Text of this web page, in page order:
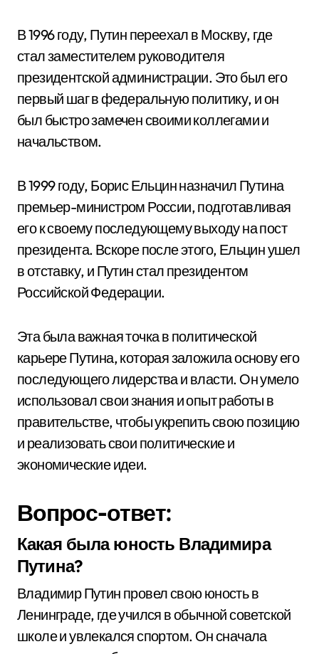
В 1996 году, Путин переехал в Москву, где
стал заместителем руководителя
президентской администрации. Это был его
первый шаг в федеральную политику, и он
был быстро замечен своими коллегами и
начальством.
В 1999 году, Борис Ельцин назначил Путина
премьер-министром России, подготавливая
его к своему последующему выходу на пост
президента. Вскоре после этого, Ельцин ушел
в отставку, и Путин стал президентом
Российской Федерации.
Эта была важная точка в политической
карьере Путина, которая заложила основу его
последующего лидерства и власти. Он умело
использовал свои знания и опыт работы в
правительстве, чтобы укрепить свою позицию
и реализовать свои политические и
экономические идеи.
Вопрос-ответ:
Какая была юность Владимира
Путина?
Владимир Путин провел свою юность в
Ленинграде, где учился в обычной советской
школе и увлекался спортом. Он сначала